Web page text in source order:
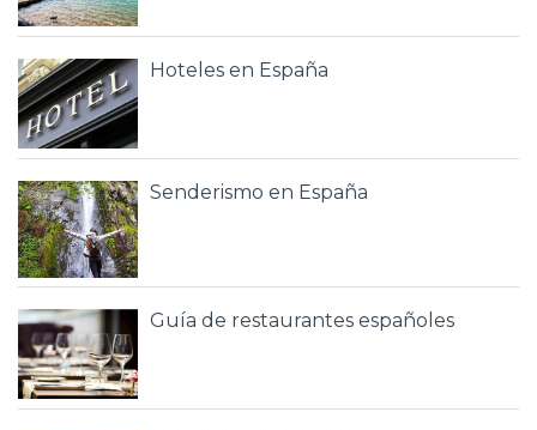
Hoteles en España
Senderismo en España
Guía de restaurantes españoles